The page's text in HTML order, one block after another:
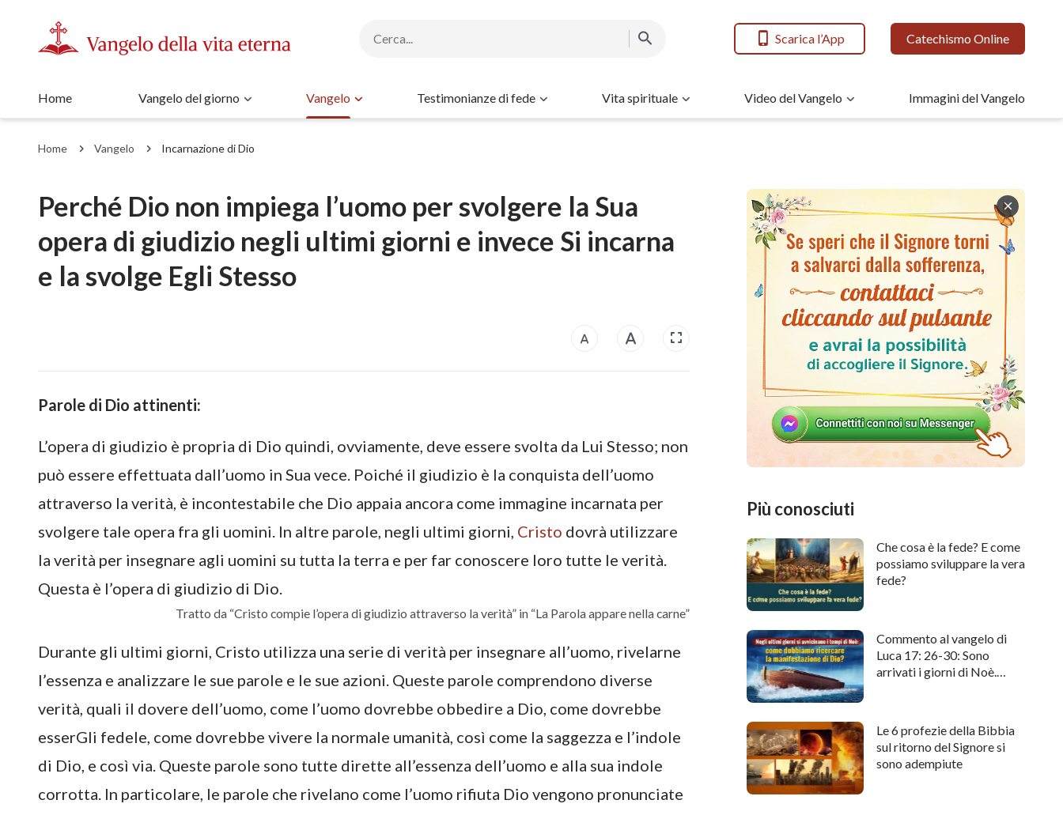
Scarica l’App Catechismo Online
Home Vangelo del giorno Vangelo Testimonianze di fede Vita spirituale Video del Vangelo Immagini del Vangelo
Home Vangelo Incarnazione di Dio
Perché Dio non impiega l’uomo per svolgere la Sua
opera di giudizio negli ultimi giorni e invece Si incarna
e la svolge Egli Stesso
Parole di Dio attinenti:
L’opera di giudizio è propria di Dio quindi, ovviamente, deve essere svolta da Lui Stesso; non
può essere effettuata dall’uomo in Sua vece. Poiché il giudizio è la conquista dell’uomo
attraverso la verità, è incontestabile che Dio appaia ancora come immagine incarnata per
svolgere tale opera fra gli uomini. In altre parole, negli ultimi giorni, Cristo dovrà utilizzare
la verità per insegnare agli uomini su tutta la terra e per far conoscere loro tutte le verità.
Questa è l’opera di giudizio di Dio.
Tratto da “Cristo compie l’opera di giudizio attraverso la verità” in “La Parola appare nella carne”
Durante gli ultimi giorni, Cristo utilizza una serie di verità per insegnare all’uomo, rivelarne
l’essenza e analizzare le sue parole e le sue azioni. Queste parole comprendono diverse
verità, quali il dovere dell’uomo, come l’uomo dovrebbe obbedire a Dio, come dovrebbe
esserGli fedele, come dovrebbe vivere la normale umanità, così come la saggezza e l’indole
di Dio, e così via. Queste parole sono tutte dirette all’essenza dell’uomo e alla sua indole
corrotta. In particolare, le parole che rivelano come l’uomo rifiuta Dio vengono pronunciate
Più conosciuti
Che cosa è la fede? E come
possiamo sviluppare la vera
fede?
Commento al vangelo di
Luca 17: 26-30: Sono
arrivati i giorni di Noè.
Le 6 profezie della Bibbia
sul ritorno del Signore si
sono adempiute